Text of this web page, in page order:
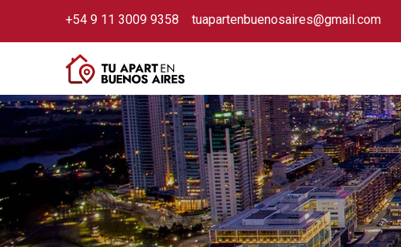
+54 9 11 3009 9358 tuapartenbuenosaires@gmail.com